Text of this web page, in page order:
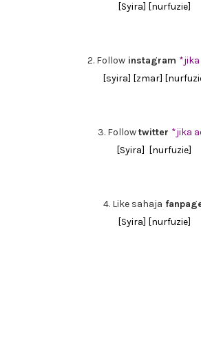
[Syira] [nurfuzie]
2. Follow instagram *jika
[syira] [zmar]
3. Followtwitter *jika
[Syira]
[nurfuzie]
4. Like sahaja
[Syira] [nurfuzie]